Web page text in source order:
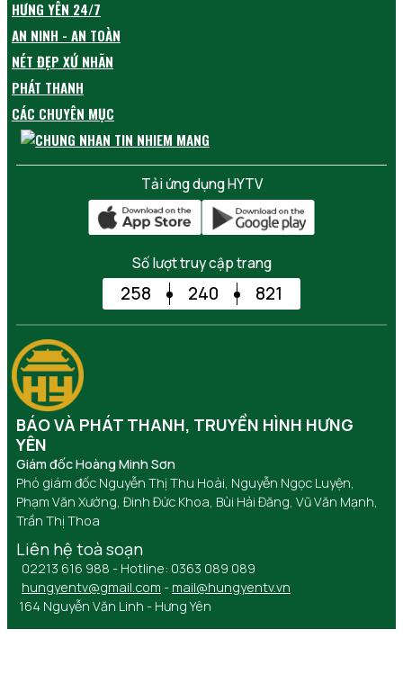
HƯNG YÊN 24/7
AN NINH - AN TOÀN
NÉT ĐẸP XỨ NHÃN
PHÁT THANH
CÁC CHUYÊN MỤC
Tải ứng dụng HYTV
Số lượt truy cập trang
258 240 821
BÁO VÀ PHÁT THANH, TRUYỀN HÌNH HƯNG
YÊN
Giám đốc Hoàng Minh Sơn
Phó giám đốc Nguyễn Thị Thu Hoài, Nguyễn Ngọc Luyện,
Phạm Văn Xướng, Đinh Đức Khoa, Bùi Hải Đăng, Vũ Văn Mạnh,
Trần Thị Thoa
Liên hệ toà soạn
02213 616 988 - Hotline: 0363 089 089
hungyentv@gmail.com - mail@hungyentv.vn
164 Nguyễn Văn Linh - Hưng Yên